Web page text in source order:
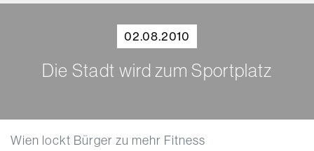
02.08.2010
Die Stadt wird zum Sportplatz
Wien lockt Bürger zu mehr Fitness